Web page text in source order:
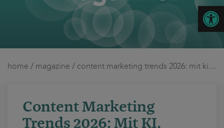
content marketing
social media
b2b marketing
ux und conversions
home / magazine / content marketing trends 2026: mit ki, daten & haltung echten impact schaffen
Content Marketing
Trends 2026: Mit KI,